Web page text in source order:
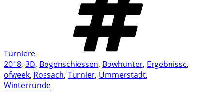
Turniere
2018, 3D, Bogenschiessen, Bowhunter, Ergebnisse,
ofweek, Rossach, Turnier, Ummerstadt,
Winterrunde